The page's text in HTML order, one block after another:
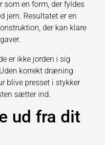
som en form, der fyldes
jern. Resultatet er en
der kan klare
er ikke jorden i sig
korrekt dræning
blive presset i stykker
sætter ind.
ud fra dit